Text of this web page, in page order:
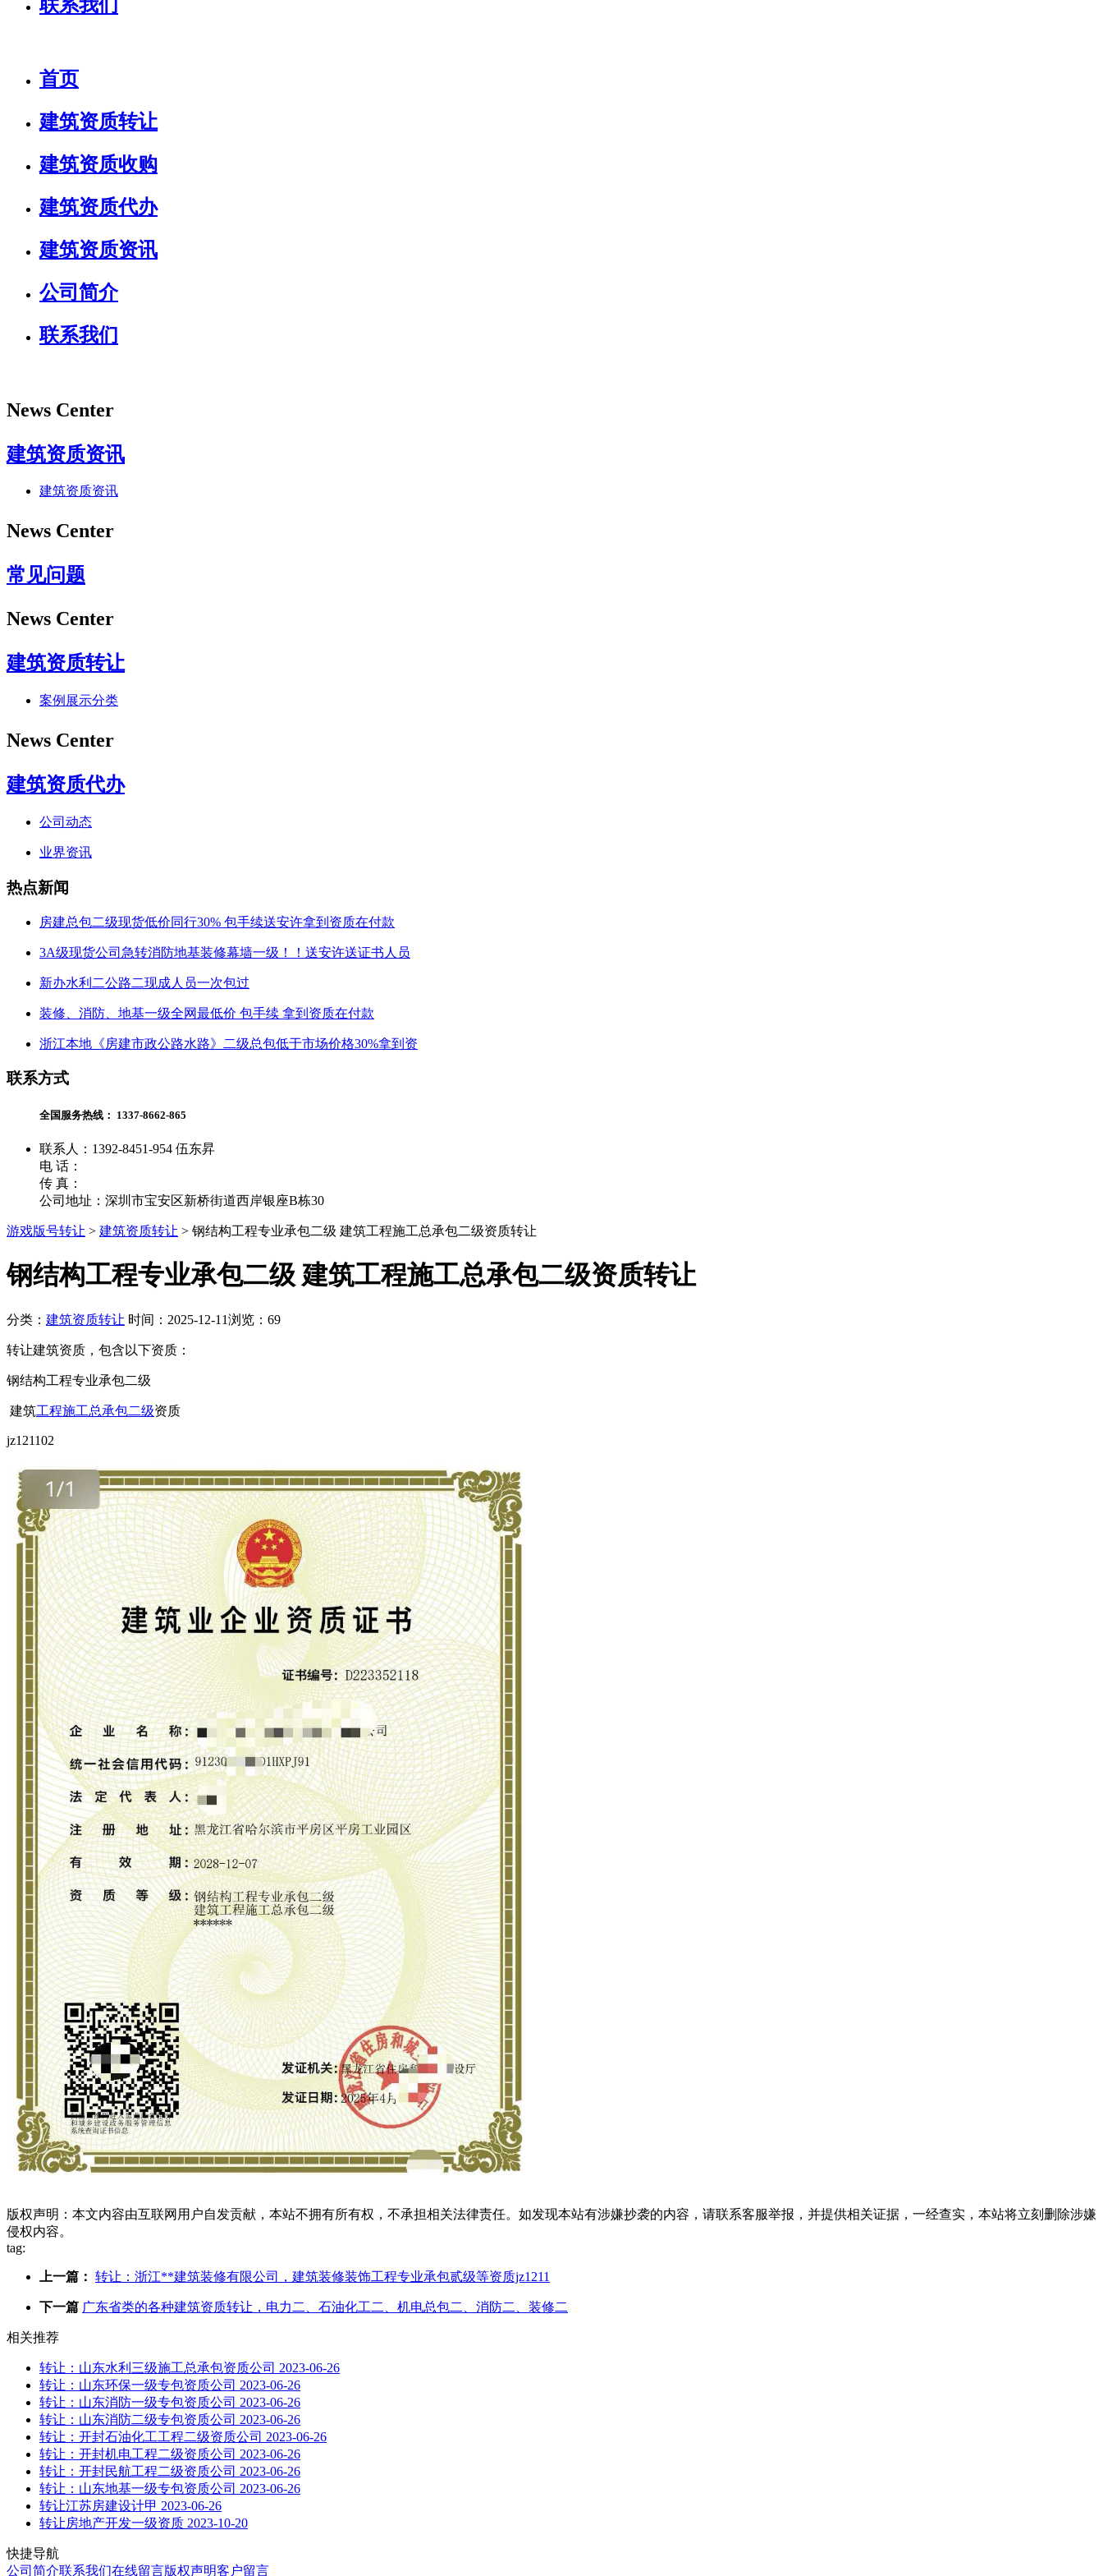
联系我们
首页
建筑资质转让
建筑资质收购
建筑资质代办
建筑资质资讯
公司简介
联系我们
News Center
建筑资质资讯
建筑资质资讯
News Center
常见问题
News Center
建筑资质转让
案例展示分类
News Center
建筑资质代办
公司动态
业界资讯
热点新闻
房建总包二级现货低价同行30% 包手续送安许拿到资质在付款
3A级现货公司急转消防地基装修幕墙一级！！送安许送证书人员
新办水利二公路二现成人员一次包过
装修、消防、地基一级全网最低价 包手续 拿到资质在付款
浙江本地《房建市政公路水路》二级总包低于市场价格30%拿到资
联系方式
全国服务热线： 1337-8662-865
联系人：1392-8451-954 伍东昇
电 话：
传 真：
公司地址：深圳市宝安区新桥街道西岸银座B栋30
游戏版号转让 > 建筑资质转让 > 钢结构工程专业承包二级 建筑工程施工总承包二级资质转让
钢结构工程专业承包二级 建筑工程施工总承包二级资质转让
分类： 建筑资质转让 时间：2025-12-11浏览：69
转让建筑资质，包含以下资质：
钢结构工程专业承包二级
建筑工程施工总承包二级资质
jz121102
版权声明：本文内容由互联网用户自发贡献，本站不拥有所有权，不承担相关法律责任。如发现本站有涉嫌抄袭的内容，请联系客服举报，并提供相关证据，一经查实，本站将立刻删除涉嫌
侵权内容。
tag:
上一篇： 转让：浙江**建筑装修有限公司，建筑装修装饰工程专业承包贰级等资质jz1211
下一篇 广东省类的各种建筑资质转让，电力二、石油化工二、机电总包二、消防二、装修二
相关推荐
转让：山东水利三级施工总承包资质公司 2023-06-26
转让：山东环保一级专包资质公司 2023-06-26
转让：山东消防一级专包资质公司 2023-06-26
转让：山东消防二级专包资质公司 2023-06-26
转让：开封石油化工工程二级资质公司 2023-06-26
转让：开封机电工程二级资质公司 2023-06-26
转让：开封民航工程二级资质公司 2023-06-26
转让：山东地基一级专包资质公司 2023-06-26
转让江苏房建设计甲 2023-06-26
转让房地产开发一级资质 2023-10-20
快捷导航
公司简介联系我们在线留言版权声明客户留言